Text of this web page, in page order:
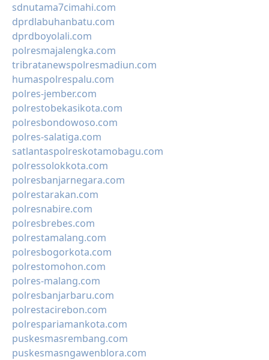
sdnutama7cimahi.com
dprdlabuhanbatu.com
dprdboyolali.com
polresmajalengka.com
tribratanewspolresmadiun.com
humaspolrespalu.com
polres-jember.com
polrestobekasikota.com
polresbondowoso.com
polres-salatiga.com
satlantaspolreskotamobagu.com
polressolokkota.com
polresbanjarnegara.com
polrestarakan.com
polresnabire.com
polresbrebes.com
polrestamalang.com
polresbogorkota.com
polrestomohon.com
polres-malang.com
polresbanjarbaru.com
polrestacirebon.com
polrespariamankota.com
puskesmasrembang.com
puskesmasngawenblora.com